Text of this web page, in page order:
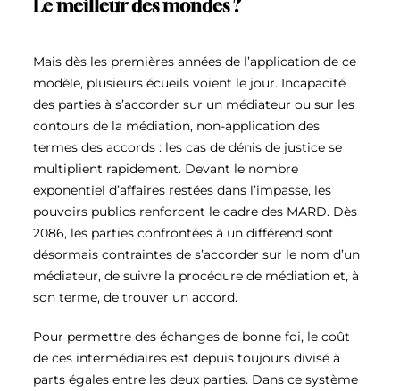
Le meilleur des mondes ?
Mais dès les premières années de l’application de ce
modèle, plusieurs écueils voient le jour. Incapacité
des parties à s’accorder sur un médiateur ou sur les
contours de la médiation, non-application des
termes des accords : les cas de dénis de justice se
multiplient rapidement. Devant le nombre
exponentiel d’affaires restées dans l’impasse, les
pouvoirs publics renforcent le cadre des MARD. Dès
2086, les parties confrontées à un différend sont
désormais contraintes de s’accorder sur le nom d’un
médiateur, de suivre la procédure de médiation et, à
son terme, de trouver un accord.
Pour permettre des échanges de bonne foi, le coût
de ces intermédiaires est depuis toujours divisé à
parts égales entre les deux parties. Dans ce système